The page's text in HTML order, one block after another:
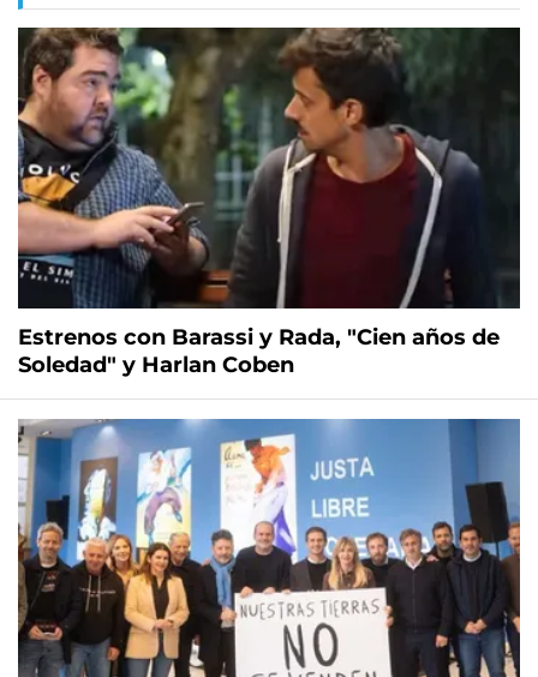
Estrenos con Barassi y Rada, "Cien años de
Soledad" y Harlan Coben